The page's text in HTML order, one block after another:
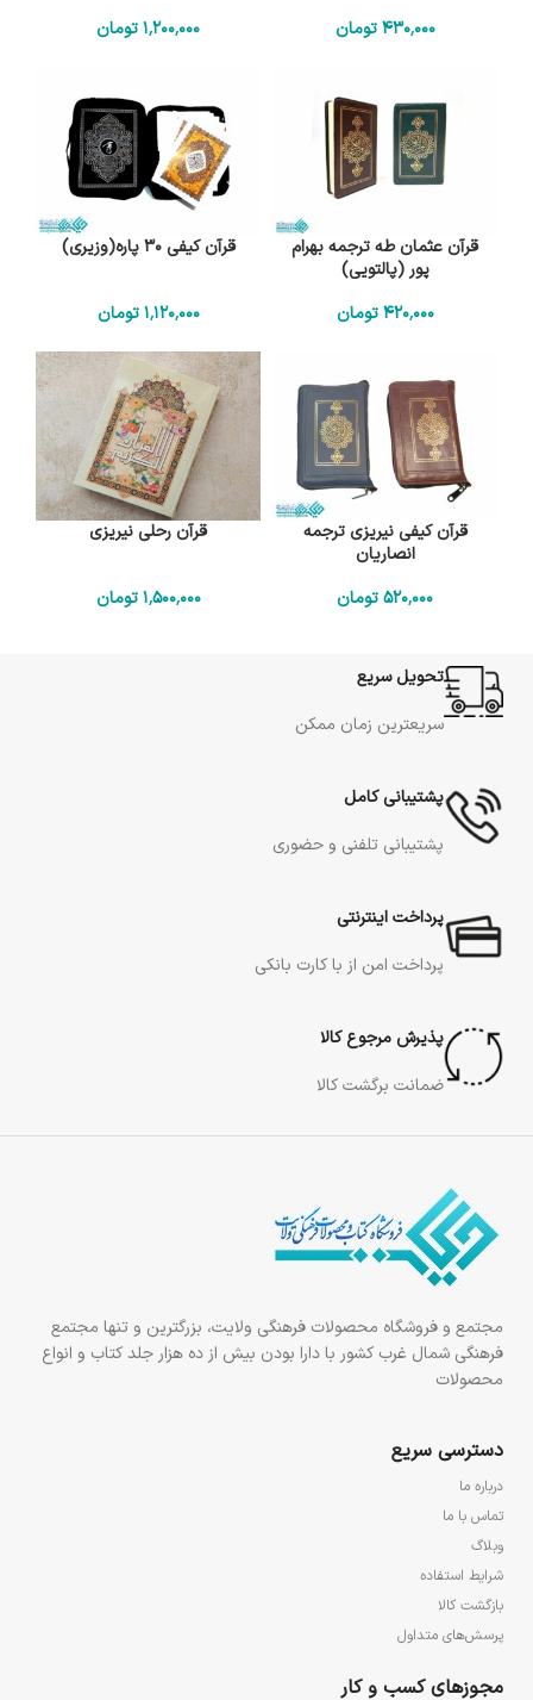
430٬000 تومان 1٬200٬000تومان
قرآن عثمان طه ترجمه بهرام
پور (پالتویی)
420٬000 تومان
قرآن کیفی 30 پاره(وزیری)
1٬120٬000 تومان
قرآن کیفی نیریزی ترجمه
انصاریان
520٬000تومان
قرآن رحلی نیریزی
1٬500٬000 تومان
تحویل سریع
سریعترین زمان ممکن
پشتیبانی کامل
پشتیبانی تلفنی و حضوری
پرداخت اینترنتی
پرداخت امن از با کارت بانکی
پذیرش مرجوع کالا
ضمانت برگشت کالا
مجتمع و فروشگاه محصولات فرهنگی ولایت، بزرگترین و تنها مجتمع
فرهنگی شمال غرب کشور با دارا بودن بیش از ده هزار جلد کتاب و انواع
محصولات
دسترسی سریع
درباره ما
تماس با ما
وبلاگ
شرایط استفاده
بازگشت کالا
پرسش‌های متداول
مجوزهای کسب و کار